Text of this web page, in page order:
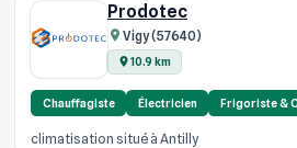
Prodotec
Vigy (57640)
10.9 km
Chauffagiste Électricien Frigoriste &
climatisation situé à Antilly